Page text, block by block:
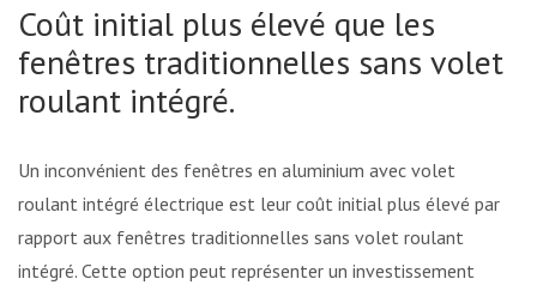
Coût initial plus élevé que les
fenêtres traditionnelles sans volet
roulant intégré.
Un inconvénient des fenêtres en aluminium avec volet
roulant intégré électrique est leur coût initial plus élevé par
rapport aux fenêtres traditionnelles sans volet roulant
intégré. Cette option peut représenter un investissement